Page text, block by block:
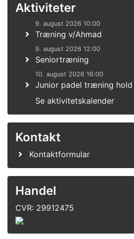
Aktiviteter
9. august 2026 10:00
Træning v/Ahmad
9. august 2026 12:00
Seniortræning
10. august 2026 16:00
Junior padel træning hold
Se aktivitetskalender
Kontakt
Kontaktformular
Handel
CVR: 29912475